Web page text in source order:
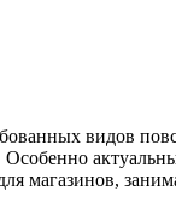
видов
магазинов,